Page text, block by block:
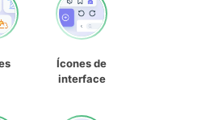
Ícones de
interface